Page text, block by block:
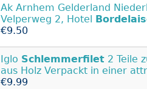
Ak Arnhem Gelderland
Velperweg 2, Hotel
€9.50
Iglo Schlemmerfilet 2 Teile
aus Holz Verpackt in einer
€9.99